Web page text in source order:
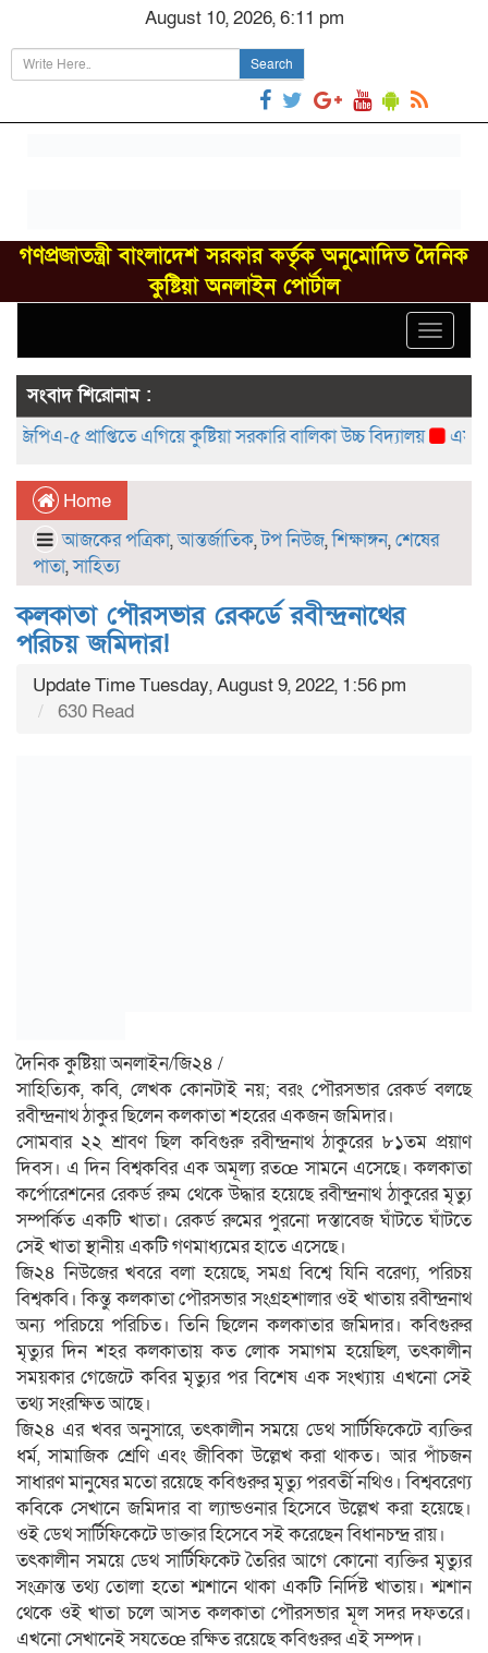
August 10, 2026, 6:11 pm
Search
গণপ্রজাতন্ত্রী বাংলাদেশ সরকার কর্তৃক অনুমোদিত দৈনিক
কুষ্টিয়া অনলাইন পোর্টাল
Toggle
সংবাদ শিরোনাম :
৫ প্রাপ্তিতে এগিয়ে কুষ্টিয়া সরকারি বালিকা উচ্চ বিদ্যালয়
এসএসসি
Home
আজকের পত্রিকা,আন্তর্জাতিক,টপ নিউজ,শিক্ষাঙ্গন,শেষের
পাতা,সাহিত্য
কলকাতা পৌরসভার রেকর্ডে রবীন্দ্রনাথের
পরিচয় জমিদার!
Update Time Tuesday, August 9, 2022, 1:56 pm
630 Read
দৈনিক কুষ্টিয়া অনলাইন/জি২৪ /
সাহিত্যিক, কবি, লেখক কোনটাই নয়; বরং পৌরসভার রেকর্ড বলছে
রবীন্দ্রনাথ ঠাকুর ছিলেন কলকাতা শহরের একজন জমিদার।
সোমবার ২২ শ্রাবণ ছিল কবিগুরু রবীন্দ্রনাথ ঠাকুরের ৮১তম প্রয়াণ
দিবস। এ দিন বিশ্বকবির এক অমূল্য রতœ সামনে এসেছে। কলকাতা
কর্পোরেশনের রেকর্ড রুম থেকে উদ্ধার হয়েছে রবীন্দ্রনাথ ঠাকুরের মৃত্যু
সম্পর্কিত একটি খাতা। রেকর্ড রুমের পুরনো দস্তাবেজ ঘাঁটতে ঘাঁটতে
সেই খাতা স্থানীয় একটি গণমাধ্যমের হাতে এসেছে।
জি২৪ নিউজের খবরে বলা হয়েছে, সমগ্র বিশ্বে যিনি বরেণ্য, পরিচয়
বিশ্বকবি। কিন্তু কলকাতা পৌরসভার সংগ্রহশালার ওই খাতায় রবীন্দ্রনাথ
অন্য পরিচয়ে পরিচিত। তিনি ছিলেন কলকাতার জমিদার। কবিগুরুর
মৃত্যুর দিন শহর কলকাতায় কত লোক সমাগম হয়েছিল, তৎকালীন
সময়কার গেজেটে কবির মৃত্যুর পর বিশেষ এক সংখ্যায় এখনো সেই
তথ্য সংরক্ষিত আছে।
জি২৪ এর খবর অনুসারে, তৎকালীন সময়ে ডেথ সার্টিফিকেটে ব্যক্তির
ধর্ম, সামাজিক শ্রেণি এবং জীবিকা উল্লেখ করা থাকত। আর পাঁচজন
সাধারণ মানুষের মতো রয়েছে কবিগুরুর মৃত্যু পরবর্তী নথিও। বিশ্ববরেণ্য
কবিকে সেখানে জমিদার বা ল্যান্ডওনার হিসেবে উল্লেখ করা হয়েছে।
ওই ডেথ সার্টিফিকেটে ডাক্তার হিসেবে সই করেছেন বিধানচন্দ্র রায়।
তৎকালীন সময়ে ডেথ সার্টিফিকেট তৈরির আগে কোনো ব্যক্তির মৃত্যুর
সংক্রান্ত তথ্য তোলা হতো শ্মশানে থাকা একটি নির্দিষ্ট খাতায়। শ্মশান
থেকে ওই খাতা চলে আসত কলকাতা পৌরসভার মূল সদর দফতরে।
এখনো সেখানেই সযতেœ রক্ষিত রয়েছে কবিগুরুর এই সম্পদ।